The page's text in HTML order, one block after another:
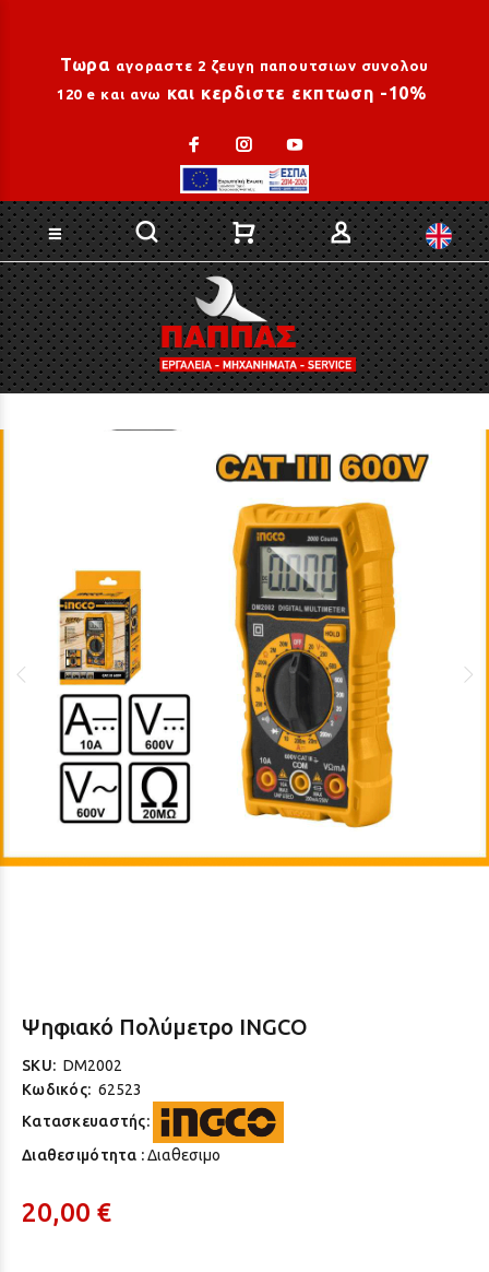
Τωρα αγοραστε 2 ζευγη παπουτσιων συνολου
120 e και ανω και κερδιστε εκπτωση -10%
Ψηφιακό Πολύμετρο INGCO
SKU: DM2002
Κωδικός: 62523
Κατασκευαστής:
Διαθεσιμότητα :Διαθεσιμο
20,00 €